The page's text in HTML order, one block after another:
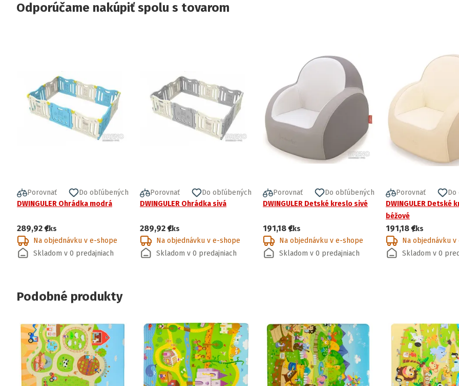
Odporúčame nakúpiť spolu s tovarom
Porovnať
Do obľúbených
DWINGULER Ohrádka modrá
289,92 €/ks
Na objednávku v e-shope
Skladom v 0 predajniach
Porovnať
Do obľúbených
DWINGULER Ohrádka sivá
289,92 €/ks
Na objednávku v e-shope
Skladom v 0 predajniach
Porovnať
Do obľúbených
DWINGULER Detské kreslo sivé
191,18 €/ks
Na objednávku v e-shope
Skladom v 0 predajniach
Porovnať
DWINGULER Detské
béžové
191,18 €/ks
Na objednávku
Skladom v 0
Podobné produkty